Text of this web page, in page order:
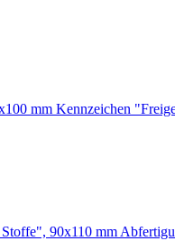
Kennzeichen